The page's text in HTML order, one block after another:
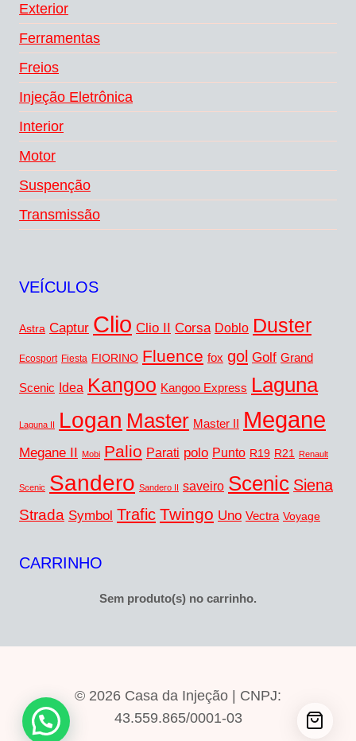
Exterior
Ferramentas
Freios
Injeção Eletrônica
Interior
Motor
Suspenção
Transmissão
VEÍCULOS
Astra Captur Clio Clio II Corsa Doblo Duster
Ecosport Fiesta FIORINO Fluence fox gol Golf Grand
Scenic Idea Kangoo Kangoo Express Laguna
Laguna II Logan Master Master II Megane
Megane II Mobi Palio Parati polo Punto R19 R21 Renault
Scenic Sandero Sandero II saveiro Scenic Siena
Strada Symbol Trafic Twingo Uno Vectra Voyage
CARRINHO
Sem produto(s) no carrinho.
© 2026 Casa da Injeção | CNPJ:
43.559.865/0001-03